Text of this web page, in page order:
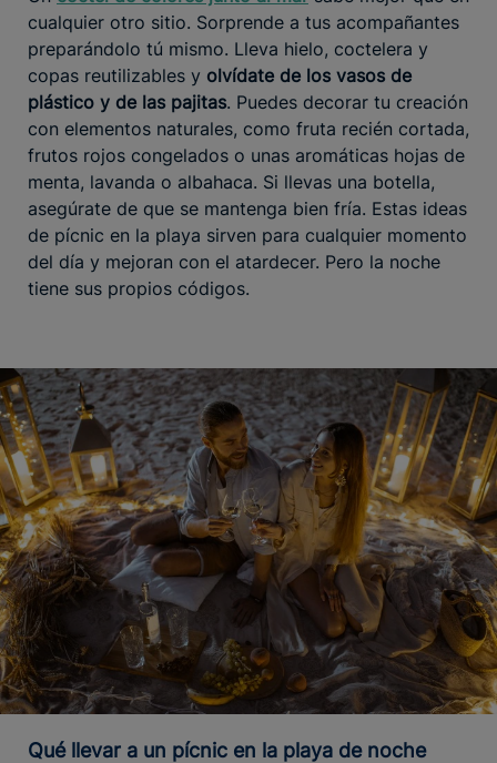
cualquier otro sitio. Sorprende a tus acompañantes
preparándolo tú mismo. Lleva hielo, coctelera y
copas reutilizables y olvídate de los vasos de
plástico y de las pajitas. Puedes decorar tu creación
con elementos naturales, como fruta recién cortada,
frutos rojos congelados o unas aromáticas hojas de
menta, lavanda o albahaca. Si llevas una botella,
asegúrate de que se mantenga bien fría. Estas ideas
de pícnic en la playa sirven para cualquier momento
del día y mejoran con el atardecer. Pero la noche
tiene sus propios códigos.
Qué llevar a un pícnic en la playa de noche